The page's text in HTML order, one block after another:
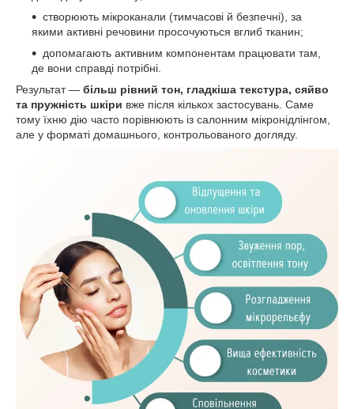
створюють мікроканали (тимчасові й безпечні), за
якими активні речовини просочуються вглиб тканин;
допомагають активним компонентам працювати там,
де вони справді потрібні.
Результат — більш рівний тон, гладкіша текстура, сяйво
та пружність шкіри вже після кількох застосувань. Саме
тому їхню дію часто порівнюють із салонним мікронідлінгом,
але у форматі домашнього, контрольованого догляду.